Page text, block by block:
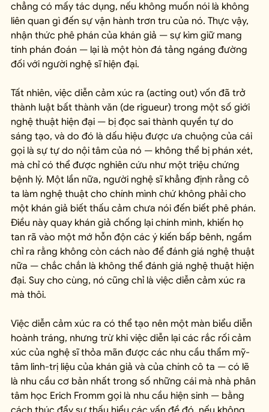
chẳng có mấy tác dụng, nếu không muốn nói là không
liên quan gì đến sự vận hành trơn tru của nó. Thực vậy,
nhận thức phê phán của khán giả — sự kìm giữ mang
tính phán đoán — lại là một hòn đá tảng ngáng đường
đối với người nghệ sĩ hiện đại.
Tất nhiên, việc diễn cảm xúc ra (acting out) vốn đã trở
thành luật bất thành văn (de rigueur) trong một số giới
nghệ thuật hiện đại — bị đọc sai thành quyền tự do
sáng tạo, và do đó là dấu hiệu được ưa chuộng của cái
gọi là sự tự do nội tâm của nó — không thể bị phán xét,
mà chỉ có thể được nghiên cứu như một triệu chứng
bệnh lý. Một lần nữa, người nghệ sĩ khẳng định rằng cô
ta làm nghệ thuật cho chính mình chứ không phải cho
một khán giả biết thấu cảm chưa nói đến biết phê phán.
Điều này quay khán giả chống lại chính mình, khiến họ
tan rã vào một mớ hỗn độn các ý kiến bấp bênh, ngầm
chỉ ra rằng không còn cách nào để đánh giá nghệ thuật
nữa — chắc chắn là không thể đánh giá nghệ thuật hiện
đại. Suy cho cùng, nó cũng chỉ là việc diễn cảm xúc ra
mà thôi.
Việc diễn cảm xúc ra có thể tạo nên một màn biểu diễn
hoành tráng, nhưng trừ khi việc diễn lại các rắc rối cảm
xúc của nghệ sĩ thỏa mãn được các nhu cầu thẩm mỹ-
tâm linh-trị liệu của khán giả và của chính cô ta — có lẽ
là nhu cầu cơ bản nhất trong số những cái mà nhà phân
tâm học Erich Fromm gọi là nhu cầu hiện sinh — bằng